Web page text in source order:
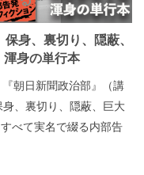
身、裏切り、隠蔽、
渾身の単行本
朝日新聞政治部』（講
、裏切り、隠蔽、巨大
べて実名で綴る内部告